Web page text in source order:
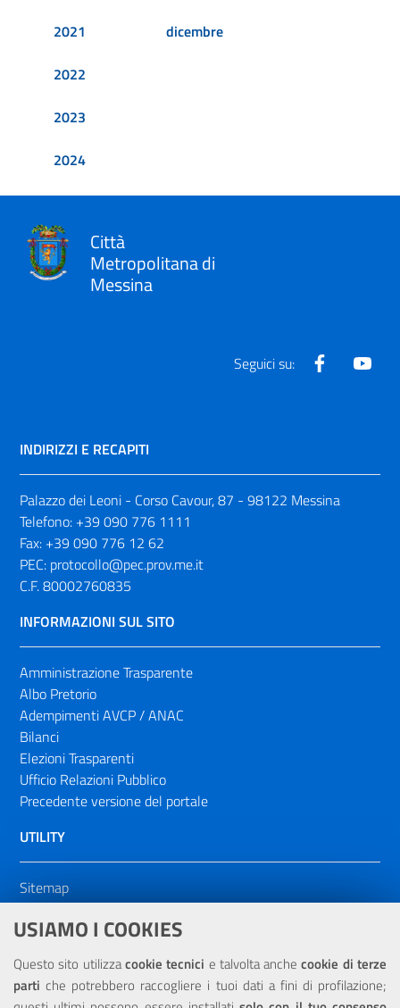
USIAMO I COOKIES
Questo sito utilizzacookie tecnici e talvolta anchecookie di terze
parti che potrebbero raccogliere i tuoi dati a fini di profilazione;
2021
2022
2023
2024
dicembre
Città
Metropolitana di
Messina
Seguici su: Facebook
INDIRIZZI E RECAPITI
Palazzo dei Leoni - Corso Cavour, 87 - 98122 Messina
Telefono: +39 090 776 1111
Fax: +39 090 776 12 62
PEC: protocollo@pec.prov.me.it
C.F. 80002760835
INFORMAZIONI SUL SITO
Amministrazione Trasparente
Albo Pretorio
Adempimenti AVCP / ANAC
Bilanci
Elezioni Trasparenti
Ufficio Relazioni Pubblico
Precedente versione del portale
UTILITY
Sitemap
Dichiarazione di accessibilità
NOTE LEGALI
Privacy